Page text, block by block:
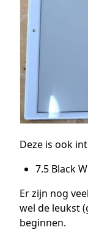
Deze is ook
7.5 Black
Er zijn nog
wel de leukst
beginnen.